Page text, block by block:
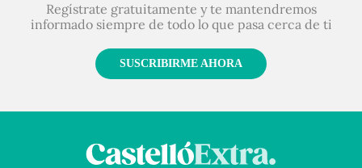
Regístrate gratuitamente y te mantendremos
informado siempre de todo lo que pasa cerca de ti
SUSCRIBIRME AHORA